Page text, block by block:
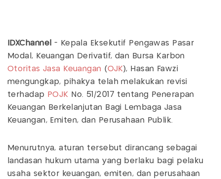
IDXChannel
- Kepala Eksekutif Pengawas Pasar
Modal, Keuangan Derivatif, dan Bursa Karbon
Otoritas Jasa Keuangan (OJK ), Hasan Fawzi
mengungkap, pihakya telah melakukan revisi
terhadap
POJK
No. 51/2017 tentang Penerapan
Keuangan Berkelanjutan Bagi Lembaga Jasa
Keuangan, Emiten, dan Perusahaan Publik.
Menurutnya, aturan tersebut dirancang sebagai
landasan hukum utama yang berlaku bagi pelaku
usaha sektor keuangan, emiten, dan perusahaan